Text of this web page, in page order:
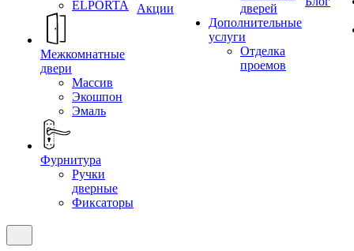
ELPORTA
Межкомнатные
двери
Массив
Экошпон
Эмаль
Фурнитура
Ручки
дверные
Фиксаторы
Акции
дверей
Дополнительные
услуги
Отделка
проемов